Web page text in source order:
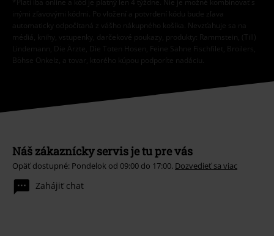
inými zľavovými kódmi. Po vložení a potvrdení kódu bude zľava
automaticky odpočítaná z vášho nákupného košíka. Nevzťahuje sa na
médiá, knihy, vstupenky, darčekové poukazy, produkty: Rammstein, (Till)
Lindemann, Die Ärzte, Die Toten Hosen, Feine Sahne Fischfilet, Broilers,
Böhse Onkelz, a tovar, ktorého kúpou podporíte nadáciu.
Náš zákaznícky servis je tu pre vás
Opäť dostupné: Pondelok od 09:00 do 17:00. Dozvedieť sa viac
Zahájiť chat